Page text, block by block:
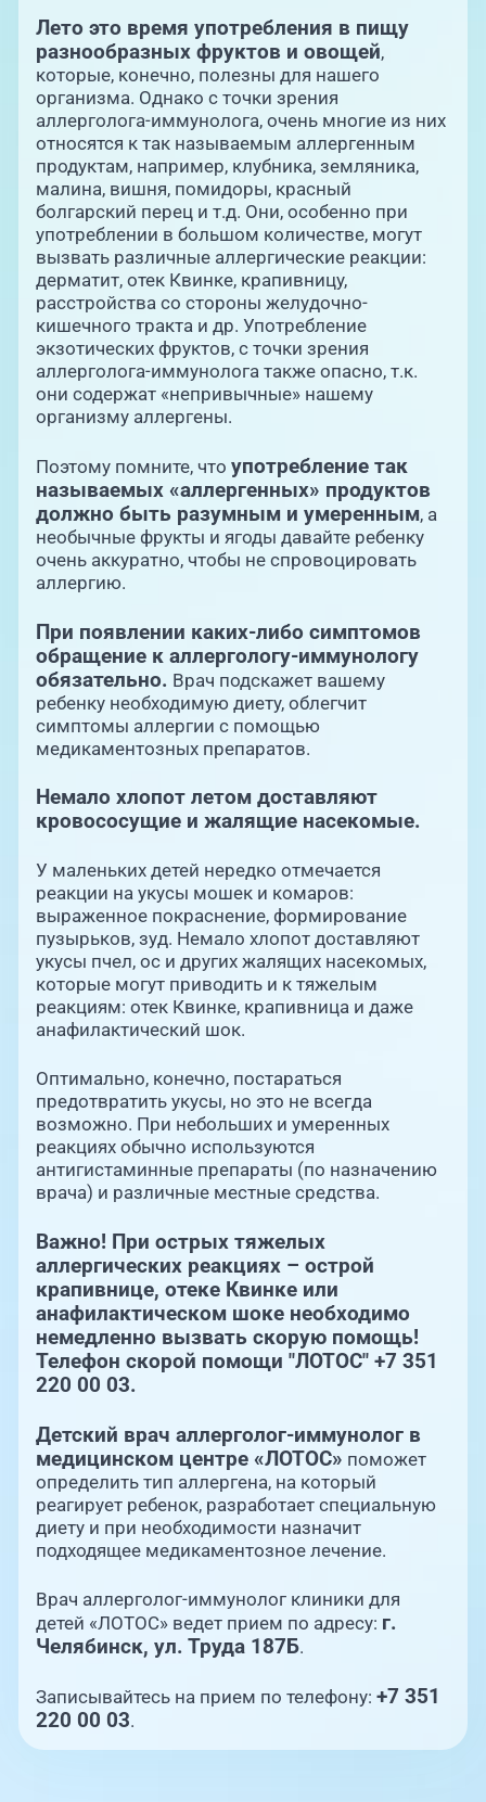
Лето это время употребления в пищу
разнообразных фруктов и овощей,
которые, конечно, полезны для нашего
организма. Однако с точки зрения
аллерголога-иммунолога, очень многие из них
относятся к так называемым аллергенным
продуктам, например, клубника, земляника,
малина, вишня, помидоры, красный
болгарский перец и т.д. Они, особенно при
употреблении в большом количестве, могут
вызвать различные аллергические реакции:
дерматит, отек Квинке, крапивницу,
расстройства со стороны желудочно-
кишечного тракта и др. Употребление
экзотических фруктов, с точки зрения
аллерголога-иммунолога также опасно, т.к.
они содержат «непривычные» нашему
организму аллергены.
Поэтому помните, чтоупотребление так
называемых «аллергенных» продуктов
должно быть разумным и умеренным, а
необычные фрукты и ягоды давайте ребенку
очень аккуратно, чтобы не спровоцировать
аллергию.
При появлении каких-либо симптомов
обращение к аллергологу-иммунологу
обязательно. Врач подскажет вашему
ребенку необходимую диету, облегчит
симптомы аллергии с помощью
медикаментозных препаратов.
Немало хлопот летом доставляют
кровососущие и жалящие насекомые.
У маленьких детей нередко отмечается
реакции на укусы мошек и комаров:
выраженное покраснение, формирование
пузырьков, зуд. Немало хлопот доставляют
укусы пчел, ос и других жалящих насекомых,
которые могут приводить и к тяжелым
реакциям: отек Квинке, крапивница и даже
анафилактический шок.
Оптимально, конечно, постараться
предотвратить укусы, но это не всегда
возможно. При небольших и умеренных
реакциях обычно используются
антигистаминные препараты (по назначению
врача) и различные местные средства.
Важно! При острых тяжелых
аллергических реакциях – острой
крапивнице, отеке Квинке или
анафилактическом шоке необходимо
немедленно вызвать скорую помощь!
Телефон скорой помощи "ЛОТОС" +7 351
220 00 03.
Детский врач аллерголог-иммунолог в
медицинском центре «ЛОТОС» поможет
определить тип аллергена, на который
реагирует ребенок, разработает специальную
диету и при необходимости назначит
подходящее медикаментозное лечение.
Врач аллерголог-иммунолог клиники для
детей «ЛОТОС» ведет прием по адресу: г.
Челябинск, ул. Труда 187Б.
Записывайтесь на прием по телефону:+7 351
220 00 03.